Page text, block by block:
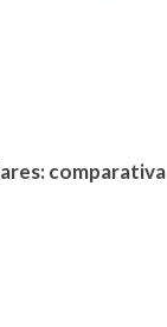
comparativa